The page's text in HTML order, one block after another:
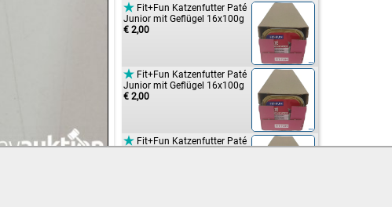
 Fit+Fun Katzenfutter Paté
Junior mit Geflügel 16x100g
€ 2,00
 Fit+Fun Katzenfutter Paté
Junior mit Geflügel 16x100g
€ 2,00
 Fit+Fun Katzenfutter Paté